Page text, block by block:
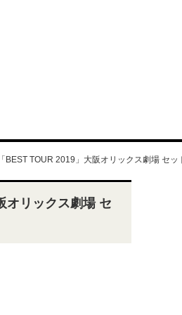
TOUR 2019」大阪オリックス劇場 セッ
オリックス劇場 セ